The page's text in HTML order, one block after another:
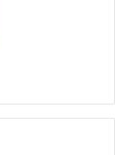
la fin de vie
et